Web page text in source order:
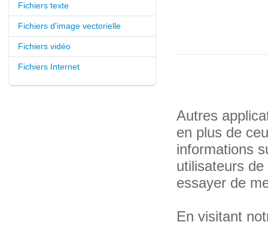
Fichiers texte
Fichiers d'image vectorielle
Fichiers vidéo
Fichiers Internet
Autres
en plus de
informations
utilisateurs
essayer de
En visitant